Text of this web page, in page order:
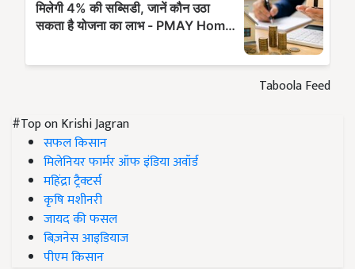
Taboola Feed
#Top on Krishi Jagran
सफल किसान
मिलेनियर फार्मर ऑफ इंडिया अवॉर्ड
महिंद्रा ट्रैक्टर्स
कृषि मशीनरी
जायद की फसल
बिज़नेस आइडियाज
पीएम किसान